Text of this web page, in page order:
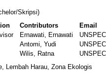
Skripsi)
Contributors
Email
Ernawati, Ernawati
Antomi, Yudi
Wilis, Ratna
Lembah Harau, Zona Ekologis